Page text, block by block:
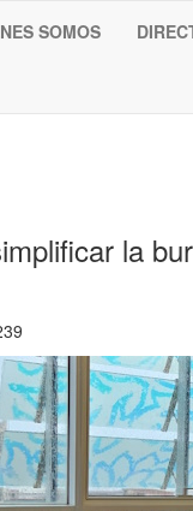
SOMOS
la